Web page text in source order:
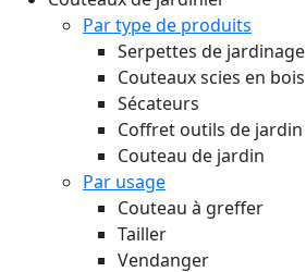
Par type de produits
Serpettes de jardinage
Couteaux scies en bois
Sécateurs
Coffret outils de jardin
Couteau de jardin
Par usage
Couteau à greffer
Tailler
Vendanger